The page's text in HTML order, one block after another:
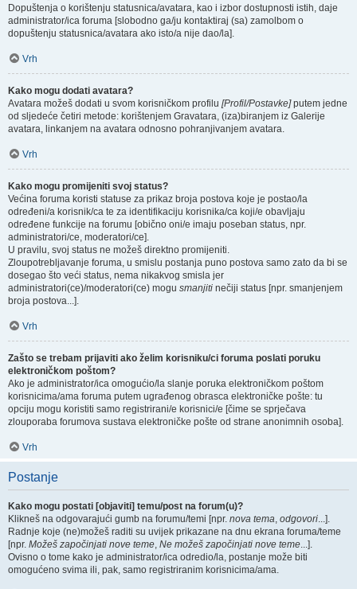
Dopuštenja o korištenju statusnica/avatara, kao i izbor dostupnosti istih, daje
administrator/ica foruma [slobodno ga/ju kontaktiraj (sa) zamolbom o
dopuštenju statusnica/avatara ako isto/a nije dao/la].
Vrh
Kako mogu dodati avatara?
Avatara možeš dodati u svom korisničkom profilu [Profil/Postavke]putem jedne
od sljedeće četiri metode: korištenjem Gravatara, (iza)biranjem iz Galerije
avatara, linkanjem na avatara odnosno pohranjivanjem avatara.
Vrh
Kako mogu promijeniti svoj status?
Većina foruma koristi statuse za prikaz broja postova koje je postao/la
određeni/a korisnik/ca te za identifikaciju korisnika/ca koji/e obavljaju
određene funkcije na forumu [obično oni/e imaju poseban status, npr.
administratori/ce, moderatori/ce].
U pravilu, svoj status ne možeš direktno promijeniti.
Zloupotrebljavanje foruma, u smislu postanja puno postova samo zato da bi se
dosegao što veći status, nema nikakvog smisla jer
administratori(ce)/moderatori(ce) mogu smanjiti nečiji status [npr. smanjenjem
broja postova...].
Vrh
Zašto se trebam prijaviti ako želim korisniku/ci foruma poslati poruku
elektroničkom poštom?
Ako je administrator/ica omogućio/la slanje poruka elektroničkom poštom
korisnicima/ama foruma putem ugrađenog obrasca elektroničke pošte: tu
opciju mogu koristiti samo registrirani/e korisnici/e [čime se sprječava
zlouporaba forumova sustava elektroničke pošte od strane anonimnih osoba].
Vrh
Postanje
Kako mogu postati [objaviti] temu/post na forum(u)?
Klikneš na odgovarajući gumb na forumu/temi [npr. nova tema, odgovori...].
Radnje koje (ne)možeš raditi su uvijek prikazane na dnu ekrana foruma/teme
[npr. Možeš započinjati nove teme, Ne možeš započinjati nove teme...].
Ovisno o tome kako je administrator/ica odredio/la, postanje može biti
omogućeno svima ili, pak, samo registriranim korisnicima/ama.